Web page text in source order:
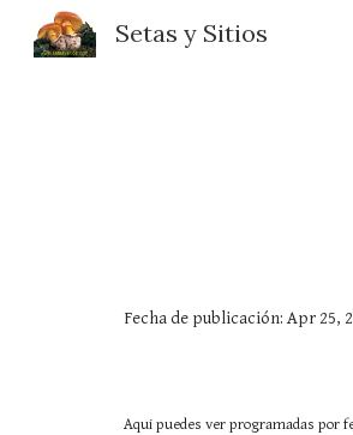
Setas y Sitios
Fecha de publicación: Apr 25,
Aqui puedes ver programadas por